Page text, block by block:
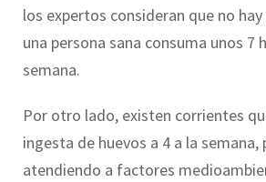
los expertos consideran que no
una persona sana consuma unos 7
semana.
Por otro lado, existen corrientes
ingesta de huevos a 4 a la
atendiendo a factores